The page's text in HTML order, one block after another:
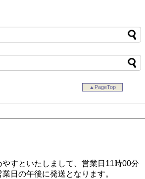
▲PageTop
すといたしまして、営業日11時00分
日の午後に発送となります。